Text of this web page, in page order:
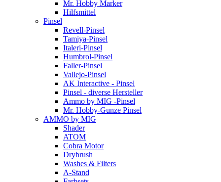
Mr. Hobby Marker
Hilfsmittel
Pinsel
Revell-Pinsel
Tamiya-Pinsel
Italeri-Pinsel
Humbrol-Pinsel
Faller-Pinsel
Vallejo-Pinsel
AK Interactive - Pinsel
Pinsel - diverse Hersteller
Ammo by MIG -Pinsel
Mr. Hobby-Gunze Pinsel
AMMO by MIG
Shader
ATOM
Cobra Motor
Drybrush
Washes & Filters
A-Stand